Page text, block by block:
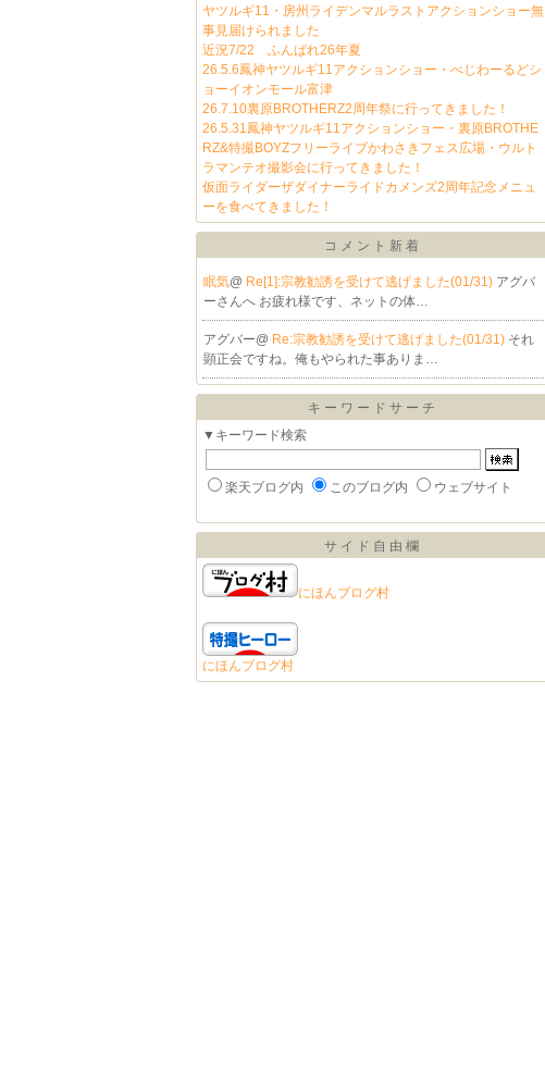
ヤツルギ11・房州ライデンマルラストアクションショー無
事見届けられました
近況7/22 ふんばれ26年夏
26.5.6鳳神ヤツルギ11アクションショー・べじわーるどシ
ョーイオンモール富津
26.7.10裏原BROTHERZ2周年祭に行ってきました！
26.5.31鳳神ヤツルギ11アクションショー・裏原BROTHE
RZ&特撮BOYZフリーライブかわさきフェス広場・ウルト
ラマンテオ撮影会に行ってきました！
仮面ライダーザダイナーライドカメンズ2周年記念メニュ
ーを食べてきました！
コメント新着
眠気@ Re[1]:宗教勧誘を受けて逃げました(01/31) アグバ
ーさんへ お疲れ様です、ネットの体…
アグバー@ Re:宗教勧誘を受けて逃げました(01/31) それ
顕正会ですね。俺もやられた事ありま…
キーワードサーチ
▼キーワード検索
楽天ブログ内 このブログ内 ウェブサイト
サイド自由欄
にほんブログ村
にほんブログ村